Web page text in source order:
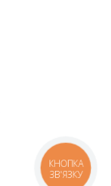
КНОПКА
ЗВ'ЯЗКУ